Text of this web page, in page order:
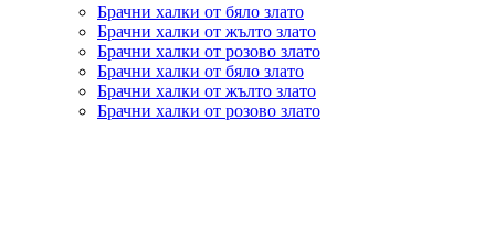
Брачни халки от бяло злато
Брачни халки от жълто злато
Брачни халки от розово злато
Брачни халки от бяло злато
Брачни халки от жълто злато
Брачни халки от розово злато